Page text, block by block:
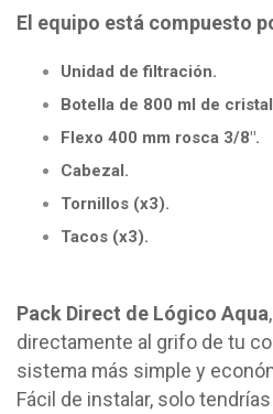
El equipo está compuesto
Unidad de filtración.
Botella de 800 ml de
Flexo 400 mm rosca 3/8".
Cabezal.
Tornillos (x3).
Tacos (x3).
Pack Direct de Lógico Aqua
directamente al grifo de tu
sistema más simple y
Fácil de instalar, solo